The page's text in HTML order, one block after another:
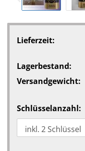
Lieferzeit:
Lagerbestand:
Versandgewicht:
Schlüsselanzahl: